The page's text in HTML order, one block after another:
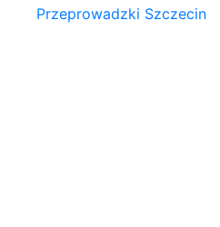
Przeprowadzki Szczecin